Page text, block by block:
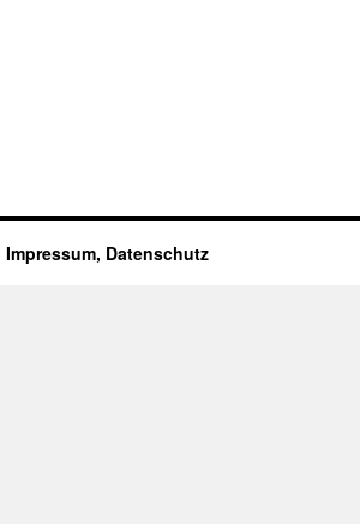
Impressum, Datenschutz